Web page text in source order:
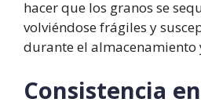
hacer que los granos se
volviéndose frágiles y
durante el almacenamiento
Consistencia